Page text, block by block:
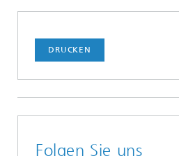
DRUCKEN
Folgen Sie uns